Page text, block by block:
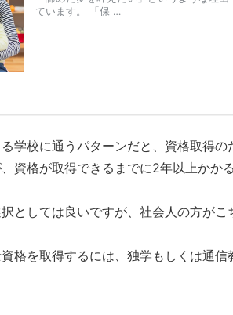
学校に通うパターンだと、資格取得の
資格が取得できるまでに2年以上かか
としては良いですが、社会人の方がこ
格を取得するには、独学もしくは通